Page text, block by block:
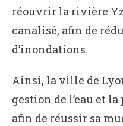
réouvrir la rivière
canalisé, afin de
d’inondations.
Ainsi, la ville de
gestion de l’eau et
afin de réussir sa